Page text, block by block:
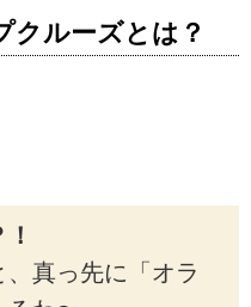
～｜クラブツーリズ
はトルコとオランダよ
リップについてお送り
クルーズとは？
真っ先に「オラ